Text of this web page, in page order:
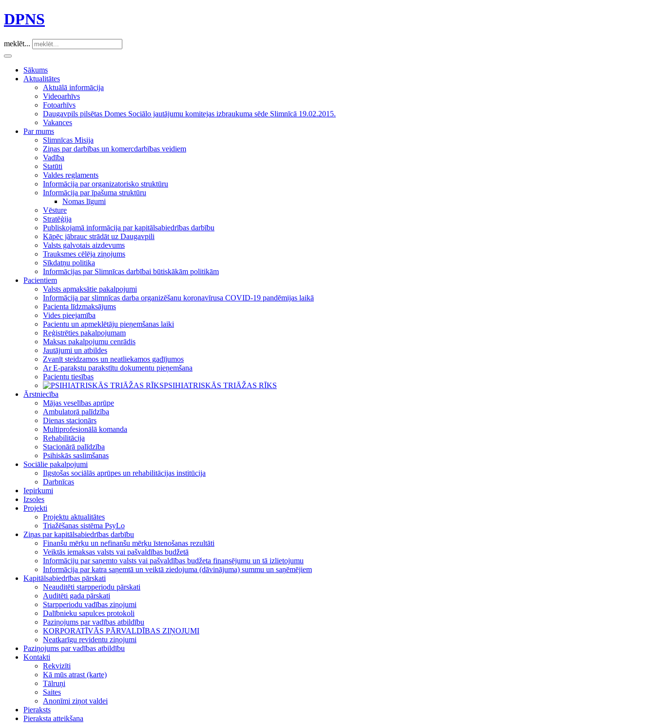
DPNS
meklēt...
Sākums
Aktualitātes
Aktuālā informācija
Videoarhīvs
Fotoarhīvs
Daugavpils pilsētas Domes Sociālo jautājumu komitejas izbraukuma sēde Slimnīcā 19.02.2015.
Vakances
Par mums
Slimnīcas Misija
Ziņas par darbības un komercdarbības veidiem
Vadība
Statūti
Valdes reglaments
Informācija par organizatorisko struktūru
Informācija par īpašuma struktūru
Nomas līgumi
Vēsture
Stratēģija
Publiskojamā informācija par kapitālsabiedrības darbību
Kāpēc jābrauc strādāt uz Daugavpili
Valsts galvotais aizdevums
Trauksmes cēlēja ziņojums
Sīkdatņu politika
Informācijas par Slimnīcas darbībai būtiskākām politikām
Pacientiem
Valsts apmaksātie pakalpojumi
Informācija par slimnīcas darba organizēšanu koronavīrusa COVID-19 pandēmijas laikā
Pacienta līdzmaksājums
Vides pieejamība
Pacientu un apmeklētāju pieņemšanas laiki
Reģistrēties pakalpojumam
Maksas pakalpojumu cenrādis
Jautājumi un atbildes
Zvanīt steidzamos un neatliekamos gadījumos
Ar E-parakstu parakstītu dokumentu pieņemšana
Pacientu tiesības
PSIHIATRISKĀS TRIĀŽAS RĪKS
Ārstniecība
Mājas veselības aprūpe
Ambulatorā palīdzība
Dienas stacionārs
Multiprofesionālā komanda
Rehabilitācija
Stacionārā palīdzība
Psihiskās saslimšanas
Sociālie pakalpojumi
Ilgstošas sociālās aprūpes un rehabilitācijas institūcija
Darbnīcas
Iepirkumi
Izsoles
Projekti
Projektu aktualitātes
Triažēšanas sistēma PsyLo
Ziņas par kapitālsabiedrības darbību
Finanšu mērķu un nefinanšu mērķu īstenošanas rezultāti
Veiktās iemaksas valsts vai pašvaldības budžetā
Informāciju par saņemto valsts vai pašvaldības budžeta finansējumu un tā izlietojumu
Informācija par katra saņemtā un veiktā ziedojuma (dāvinājuma) summu un saņēmējiem
Kapitālsabiedrības pārskati
Neauditēti starpperiodu pārskati
Auditēti gada pārskati
Starpperiodu vadības ziņojumi
Dalībnieku sapulces protokoli
Paziņojums par vadības atbildību
KORPORATĪVĀS PĀRVALDĪBAS ZIŅOJUMI
Neatkarīgu revidentu ziņojumi
Paziņojums par vadības atbildību
Kontakti
Rekvizīti
Kā mūs atrast (karte)
Tālruņi
Saites
Anonīmi ziņot valdei
Pieraksts
Pieraksta atteikšana